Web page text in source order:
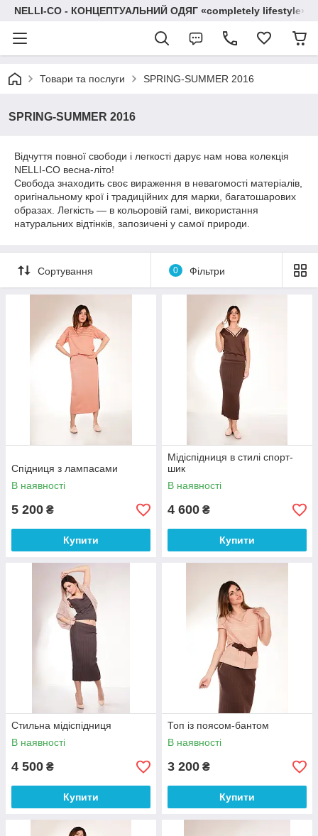
NELLI-CO - КОНЦЕПТУАЛЬНИЙ ОДЯГ «completely lifestyle»
Товари та послуги SPRING-SUMMER 2016
SPRING-SUMMER 2016
Відчуття повної свободи і легкості дарує нам нова колекція
NELLI-CO весна-літо!
Свобода знаходить своє вираження в невагомості матеріалів,
оригінальному крої і традиційних для марки, багатошарових
образах. Легкість — в кольоровій гамі, використання
натуральних відтінків, запозичені у самої природи.
Сортування 0 Фільтри
Спідниця з лампасами
В наявності
5 200 ₴
Купити
Мідіспідниця в стилі спорт-
шик
В наявності
4 600 ₴
Купити
Стильна мідіспідниця
В наявності
4 500 ₴
Купити
Топ із поясом-бантом
В наявності
3 200 ₴
Купити